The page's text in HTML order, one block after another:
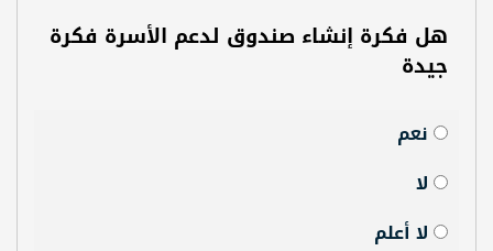
هل فكرة إنشاء صندوق لدعم الأسرة فكرة
جيدة
نعم
لا
لا أعلم